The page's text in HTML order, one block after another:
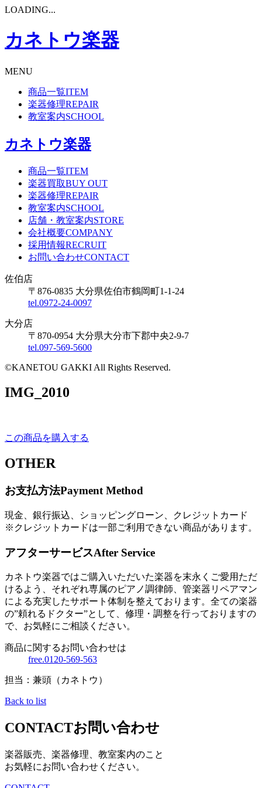
LOADING...
カネトウ楽器
MENU
商品一覧ITEM
楽器修理REPAIR
教室案内SCHOOL
カネトウ楽器
商品一覧ITEM
楽器買取BUY OUT
楽器修理REPAIR
教室案内SCHOOL
店舗・教室案内STORE
会社概要COMPANY
採用情報RECRUIT
お問い合わせCONTACT
佐伯店
〒876-0835 大分県佐伯市鶴岡町1-1-24
tel.0972-24-0097
大分店
〒870-0954 大分県大分市下郡中央2-9-7
tel.097-569-5600
©KANETOU GAKKI All Rights Reserved.
IMG_2010
この商品を購入する
OTHER
お支払方法Payment Method
現金、銀行振込、ショッピングローン、クレジットカード
※クレジットカードは一部ご利用できない商品があります。
アフターサービスAfter Service
カネトウ楽器ではご購入いただいた楽器を末永くご愛用ただ
けるよう、それぞれ専属のピアノ調律師、管楽器リペアマン
による充実したサポート体制を整えております。全ての楽器
の”頼れるドクター”として、修理・調整を行っておりますの
で、お気軽にご相談ください。
商品に関するお問い合わせは
free.0120-569-563
担当：兼頭（カネトウ）
Back to list
CONTACTお問い合わせ
楽器販売、楽器修理、教室案内のこと
お気軽にお問い合わせください。